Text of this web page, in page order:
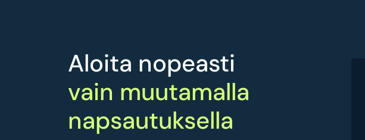
Aloita nopeasti
vain muutamalla
napsautuksella